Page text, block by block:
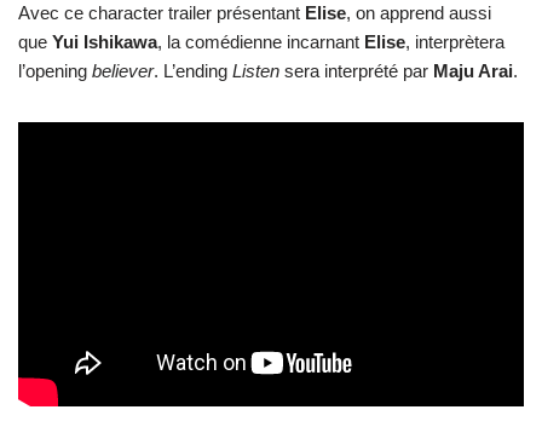
Avec ce character trailer présentant Elise, on apprend aussi
que Yui Ishikawa, la comédienne incarnant Elise, interprètera
l’opening believer. L’ending Listen sera interprété par Maju Arai.